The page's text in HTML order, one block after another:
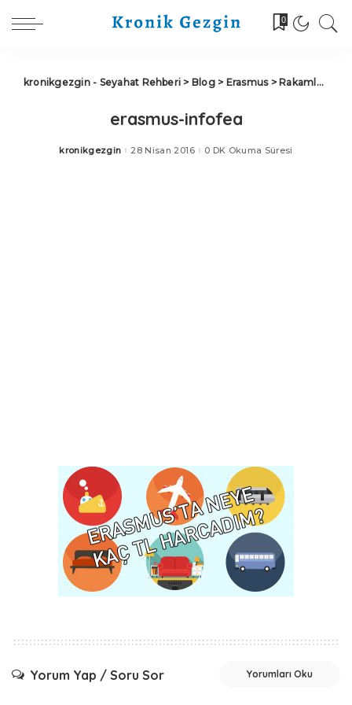
0
kronikgezgin - Seyahat Rehberi > Blog> Erasmus> Rakamlarla Erasmus Harcamalarım
erasmus-infofea
Posted
kronikgezgin 28 Nisan 2016 0 DK Okuma Süresi
Yorum Yap / Soru Sor Yorumları Oku